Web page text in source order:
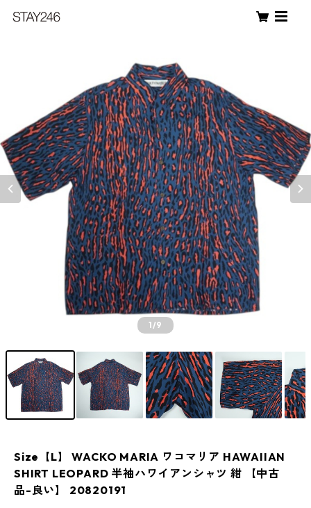
1/9
Size【L】 WACKO MARIA ワコマリア HAWAIIAN
SHIRT LEOPARD 半袖ハワイアンシャツ 紺 【中古
品-良い】 20820191